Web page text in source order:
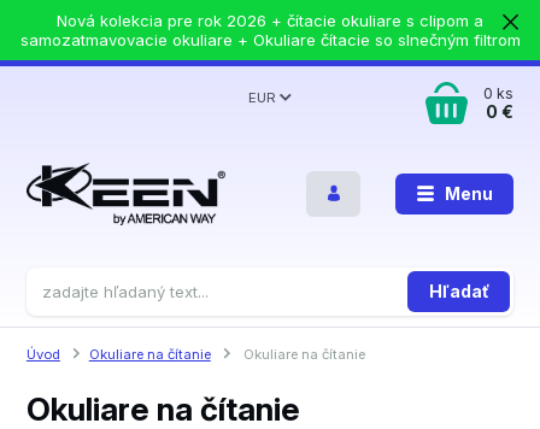
Nová kolekcia pre rok 2026 + čítacie okuliare s clipom a
samozatmavovacie okuliare + Okuliare čítacie so slnečným filtrom
Menu
EUR
Hľadať
0ks
0 €
Úvod Okuliare na čítanie Okuliare na čítanie
Okuliare na čítanie